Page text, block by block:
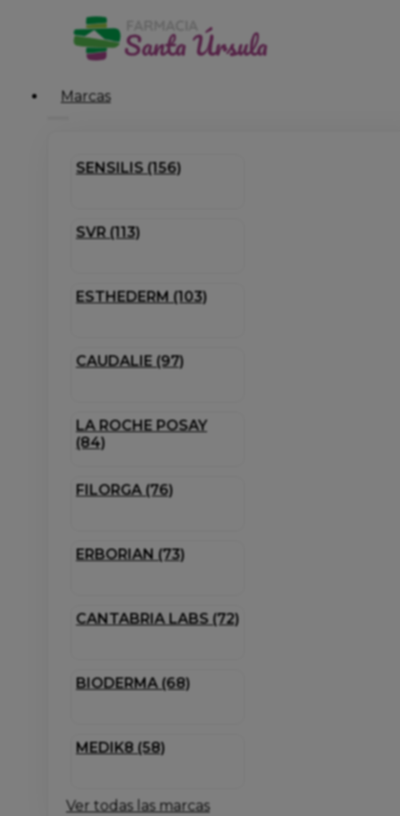
Marcas
SENSILIS (156)
SVR (113)
ESTHEDERM (103)
CAUDALIE (97)
LA ROCHE POSAY
(84)
FILORGA (76)
ERBORIAN (73)
CANTABRIA LABS (72)
BIODERMA (68)
MEDIK8 (58)
Ver todas las marcas